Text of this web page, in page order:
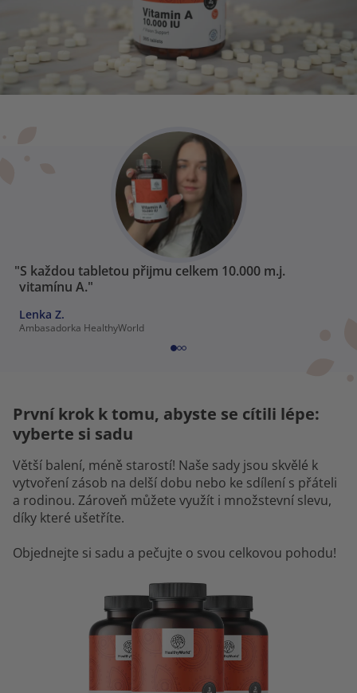
"S každou tabletou přijmu celkem 10.000 m.j.
vitamínu A."
Lenka Z.
Ambasadorka HealthyWorld
První krok k tomu, abyste se cítili lépe:
vyberte si sadu
Větší balení, méně starostí! Naše sady jsou skvělé k
vytvoření zásob na delší dobu nebo ke sdílení s přáteli
a rodinou. Zároveň můžete využít i množstevní slevu,
díky které ušetříte.
Objednejte si sadu a pečujte o svou celkovou pohodu!